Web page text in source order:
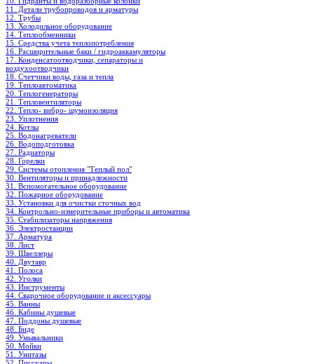
11. Детали трубопроводов и арматуры
12. Трубы
13. Холодильное oборудование
14. Теплообменники
15. Средства учета теплопотребления
16. Расширительные баки / гидроаккамуляторы
17. Конденсатоотводчики, сепараторы и
воздухоотводчики
18. Счетчики воды, газа и тепла
19. Теплоавтоматика
20. Теплогенераторы
21. Тепловентиляторы
22. Тепло- вибро- шумоизоляция
23. Уплотнения
24. Котлы
25. Водонагреватели
26. Водоподготовка
27. Радиаторы
28. Горелки
29. Системы отопления "Теплый пол"
30. Вентиляторы и принадлежности
31. Вспомогательное оборудование
32. Пожарное оборудование
33. Установки для очистки сточных вод
34. Контрольно-измерительные приборы и автоматика
35. Стабилизаторы напряжения
36. Электростанции
37. Арматура
38. Лист
39. Швеллеры
40. Двутавр
41. Полоса
42. Уголки
43. Инструменты
44. Сварочное оборудование и аксессуары
45. Ванны
46. Кабины душевые
47. Поддоны душевые
48. Биде
49. Умывальники
50. Мойки
51. Унитазы